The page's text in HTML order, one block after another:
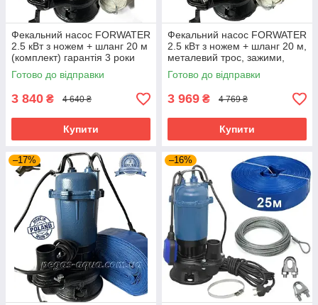
Фекальний насос FORWATER
2.5 кВт з ножем + шланг 20 м
(комплект) гарантія 3 роки
Готово до відправки
3 840 ₴ 4 640 ₴
Купити
Фекальний насос FORWATER
2.5 кВт з ножем + шланг 20 м,
металевий трос, зажими,
хомут, рукавиці (комплект)
гарантія 3 роки
Готово до відправки
3 969 ₴ 4 769 ₴
Купити
–17% –16%